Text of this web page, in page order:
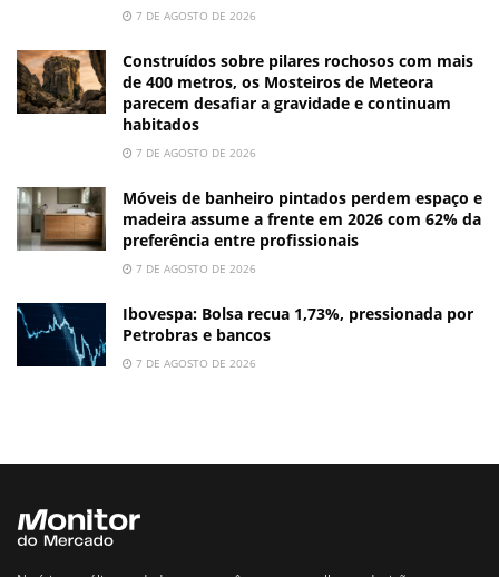
7 DE AGOSTO DE 2026
Construídos sobre pilares rochosos com mais
de 400 metros, os Mosteiros de Meteora
parecem desafiar a gravidade e continuam
habitados
7 DE AGOSTO DE 2026
Móveis de banheiro pintados perdem espaço e
madeira assume a frente em 2026 com 62% da
preferência entre profissionais
7 DE AGOSTO DE 2026
Ibovespa: Bolsa recua 1,73%, pressionada por
Petrobras e bancos
7 DE AGOSTO DE 2026